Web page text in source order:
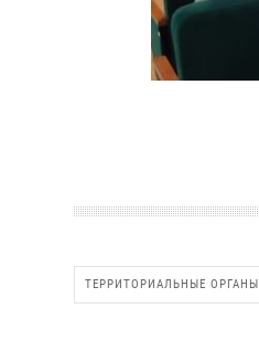
ТЕРРИТОРИАЛЬНЫЕ ОРГАНЫ